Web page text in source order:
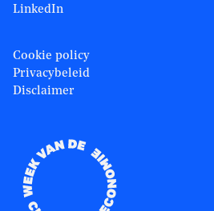
LinkedIn
Cookie policy
Privacybeleid
Disclaimer